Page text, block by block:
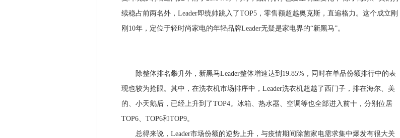
续稳占前两名外，Leader即统帅跳入了TOP5，零售额超越奥克斯，直追格力。这个成立刚
刚10年，定位于轻时尚家电的年轻品牌Leader无疑是家电界的“新黑马”。
除整体排名攀升外，新黑马Leader整体增速达到19.85%，同时在单品份额排行中的表
现也较为抢眼。其中，在洗衣机市场排序中，Leader洗衣机超越了西门子，排在海尔、美
的、小天鹅后，已经上升到了TOP4。冰箱、热水器、空调等也全部进入前十，分别位居
TOP6、TOP6和TOP9。
总得来说，Leader市场份额的逆势上升，与疫情期间除菌家电需求集中爆发有很大关